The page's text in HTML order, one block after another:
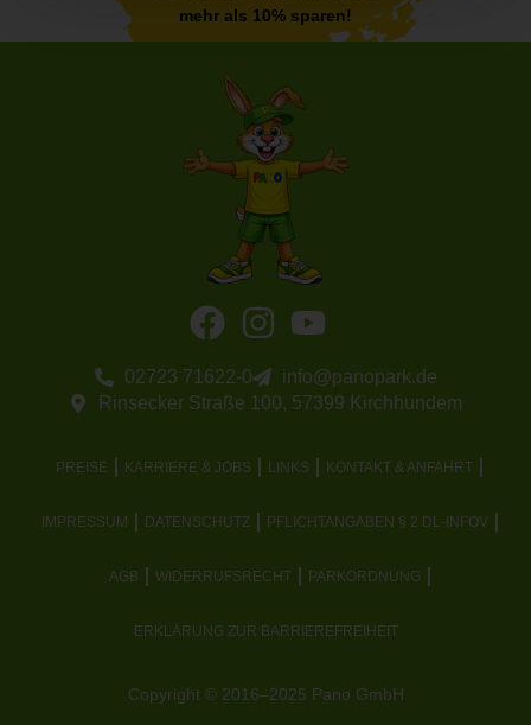
mehr als 10% sparen!
02723 71622-0
info@panopark.de
Rinsecker Straße 100, 57399 Kirchhundem
PREISE KARRIERE & JOBS LINKS KONTAKT & ANFAHRT
IMPRESSUM DATENSCHUTZ PFLICHTANGABEN § 2 DL-INFOV
AGB WIDERRUFSRECHT PARKORDNUNG
ERKLÄRUNG ZUR BARRIEREFREIHEIT
Copyright © 2016–2025 Pano GmbH